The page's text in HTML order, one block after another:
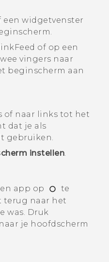
een widgetvenster
of op een
vingers naar
beginscherm aan
of naar links tot het
dat je als
gebruiken.
instellen
app op
te
terug naar het
was. Druk
je hoofdscherm